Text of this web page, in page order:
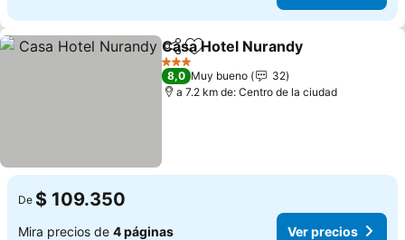
CompartirAgregar a favoritos
Casa Hotel Nurandy
3 Estrellas
8,0 Muy bueno
32
a 7.2 km de: Centro de la ciudad
De $ 109.350
Mira precios de 4 páginas Ver precios